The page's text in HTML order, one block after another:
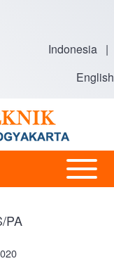
Indonesia |
English
Open or
Close
PA